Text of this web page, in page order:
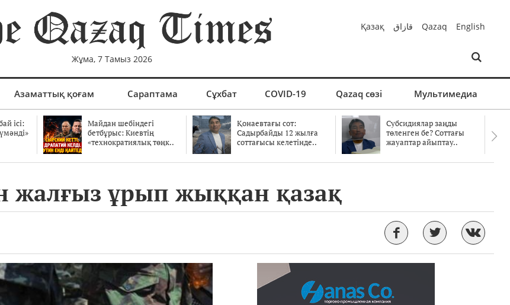
Жұма, 7 Тамыз 2026
Қазақ قازاق Qazaq English
Азаматтық қоғам Сараптама Сұхбат COVID-19 Qazaq сөзі Мультимедиа
ісі:
Майдан шебіндегі
бетбұрыс: Киевтің
«технократиялық төңк..
Қонаевтағы сот:
Садырбайды 12 жылға
соттағысы келетінде..
Субсидиялар заңды
төленген бе? Соттағы
жауаптар айыптау..
жалғыз ұрып жыққан қазақ